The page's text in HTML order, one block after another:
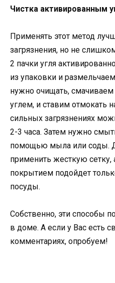
Чистка активированным
Применять этот метод
загрязнения, но не
2 пачки угля
из упаковки и
нужно очищать,
углем, и ставим отмокать
сильных загрязнениях
2-3 часа. Затем нужно
помощью мыла или соды.
применить жесткую
покрытием подойдет
посуды.
Собственно, эти способы
в доме. А если у Вас есть
комментариях, опробуем!